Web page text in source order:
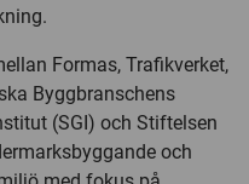
Formas, Trafikverket,
Byggbranschens
(SGI) och Stiftelsen
och